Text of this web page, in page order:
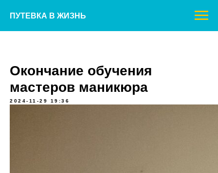
ПУТЕВКА В ЖИЗНЬ
Окончание обучения
мастеров маникюра
2024-11-29 19:36